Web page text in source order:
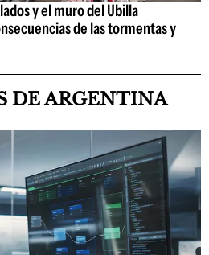
y el muro del Ubilla
de las tormentas y
DE ARGENTINA